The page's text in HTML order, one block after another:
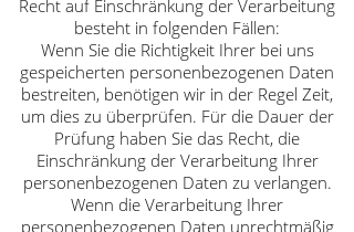
Recht auf Einschränkung der Verarbeitung
besteht in folgenden Fällen:
Wenn Sie die Richtigkeit Ihrer bei uns
gespeicherten personenbezogenen Daten
bestreiten, benötigen wir in der Regel Zeit,
um dies zu überprüfen. Für die Dauer der
Prüfung haben Sie das Recht, die
Einschränkung der Verarbeitung Ihrer
personenbezogenen Daten zu verlangen.
Wenn die Verarbeitung Ihrer
personenbezogenen Daten unrechtmäßig